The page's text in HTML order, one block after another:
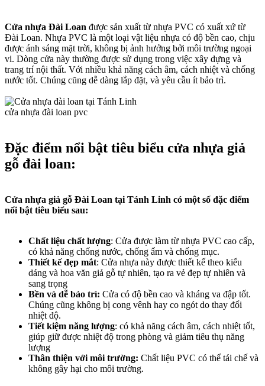
Cửa nhựa Đài Loan được sản xuất từ nhựa PVC có xuất xứ từ
Đài Loan. Nhựa PVC là một loại vật liệu nhựa có độ bền cao, chịu
được ánh sáng mặt trời, không bị ảnh hưởng bởi môi trường ngoại
vi. Dòng cửa này thường được sử dụng trong việc xây dựng và
trang trí nội thất. Với nhiều khả năng cách âm, cách nhiệt và chống
nước tốt. Chúng cũng dễ dàng lắp đặt, và yêu cầu ít bảo trì.
cửa nhựa đài loan pvc
Đặc điểm nổi bật tiêu biểu cửa nhựa giả
gỗ đài loan:
Cửa nhựa giả gỗ Đài Loan tại Tánh Linh có một số đặc điểm
nổi bật tiêu biểu sau:
Chất liệu chất lượng: Cửa được làm từ nhựa PVC cao cấp,
có khả năng chống nước, chống ẩm và chống mục.
Thiết kế đẹp mắt: Cửa nhựa này được thiết kế theo kiểu
dáng và hoa văn giả gỗ tự nhiên, tạo ra vẻ đẹp tự nhiên và
sang trọng
Bền và dễ bảo trì: Cửa có độ bền cao và kháng va đập tốt.
Chúng cũng không bị cong vênh hay co ngót do thay đổi
nhiệt độ.
Tiết kiệm năng lượng: có khả năng cách âm, cách nhiệt tốt,
giúp giữ được nhiệt độ trong phòng và giảm tiêu thụ năng
lượng
Thân thiện với môi trường: Chất liệu PVC có thể tái chế và
không gây hại cho môi trường.